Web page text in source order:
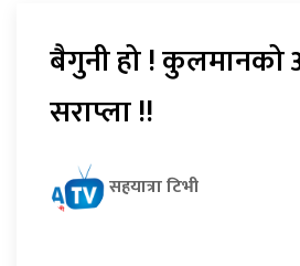
बैगुनी हो !
सराप्ला !!
सहयात्रा टिभी